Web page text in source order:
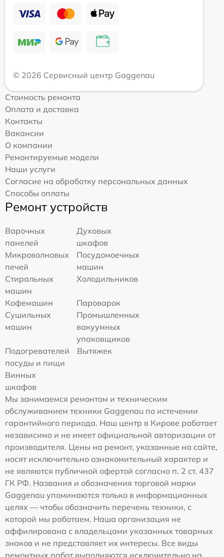
© 2026 Сервисный центр Gaggenau
Стоимость ремонта
Оплата и доставка
Контакты
Вакансии
О компании
Ремонтируемые модели
Наши услуги
Согласие на обработку персональных данных
Способы оплаты
Ремонт устройств
Варочных
панелей
Духовых
шкафов
Микроволновых
печей
Посудомоечных
машин
Стиральных
машин
Холодильников
Кофемашин
Пароварок
Сушильных
машин
Промышленных
вакуумных
упаковщиков
Подогревателей
посуды и пищи
Вытяжек
Винных
шкафов
Мы занимаемся ремонтом и техническим
обслуживанием техники Gaggenau по истечении
гарантийного периода. Наш центр в Кирове работает
независимо и не имеет официальной авторизации от
производителя. Цены на ремонт, указанные на сайте,
носят исключительно ознакомительный характер и
не являются публичной офертой согласно п. 2 ст. 437
ГК РФ. Названия и обозначения торговой марки
Gaggenau упоминаются только в информационных
целях — чтобы обозначить перечень техники, с
которой мы работаем. Наша организация не
аффилирована с владельцами указанных товарных
знаков и не представляет их интересы. Все виды